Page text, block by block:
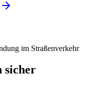
im Straßenverkehr
sicher